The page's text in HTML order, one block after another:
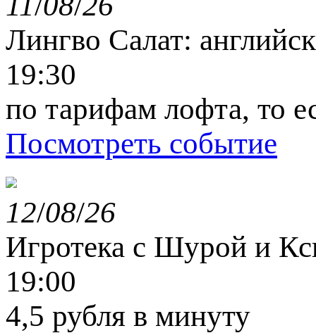
Лингво Салат:
19:30
по тарифам лофта, то
Посмотреть событие
12/08/26
Игротека с Шурой и
19:00
4,5 рубля в минуту